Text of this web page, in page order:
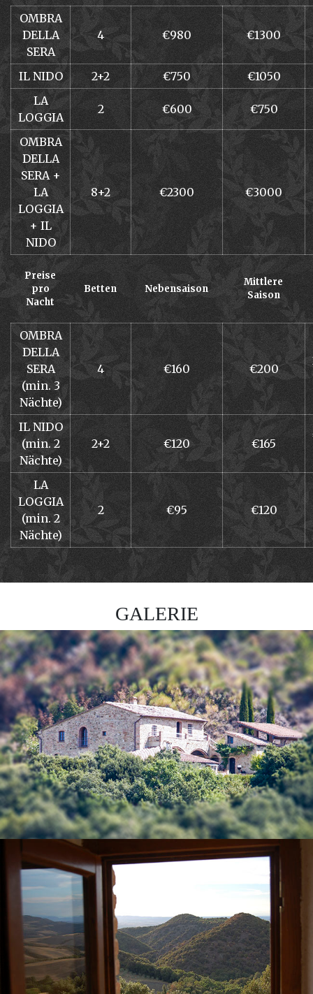
OMBRA
DELLA
SERA
4 €980 €1300
IL NIDO 2+2 €750
€1050
LA
LOGGIA
2 €600 €750
OMBRA
DELLA
SERA +
LA
LOGGIA
+ IL
NIDO
8+2 €2300 €3000
Preise
pro
Nacht
Betten Nebensaison
Mittlere
Saison
OMBRA
DELLA
SERA
(min. 3
Nächte)
4 €160 €200
IL NIDO
(min. 2
Nächte)
2+2 €120 €165
LA
LOGGIA
(min. 2
Nächte)
2 €95 €120
GALERIE